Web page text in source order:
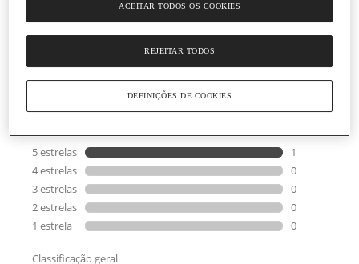
valor
Read
Link
a
mesma
página.
REJEITAR TODOS
ACEITAR TODOS OS COOKIES
DEFINIÇÕES DE COOKIES